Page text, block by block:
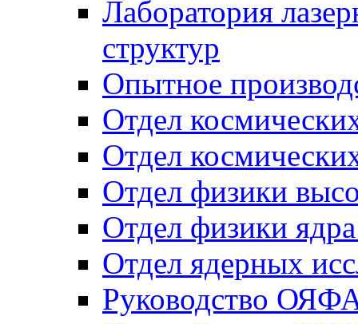
Лаборатория
структур
Опытное
Отдел
Отдел
Отдел физики
Отдел физики
Отдел ядерных
Руководство